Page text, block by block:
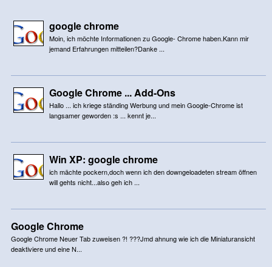
google chrome
Moin, ich möchte Informationen zu Google- Chrome haben.Kann mir
jemand Erfahrungen mitteilen?Danke ...
Google Chrome ... Add-Ons
Hallo ... ich kriege ständing Werbung und mein Google-Chrome ist
langsamer geworden :s ... kennt je...
Win XP: google chrome
ich mächte pockern,doch wenn ich den downgeloadeten stream öffnen
will gehts nicht...also geh ich ...
Google Chrome
Google Chrome Neuer Tab zuweisen ?! ???Jmd ahnung wie ich die Miniaturansicht
deaktiviere und eine N...